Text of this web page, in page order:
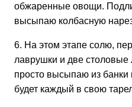
обжаренные овощи.
высыпаю колбасную
6. На этом этапе солю,
лаврушки и две столовые
просто высыпаю из банки
будет каждый в свою